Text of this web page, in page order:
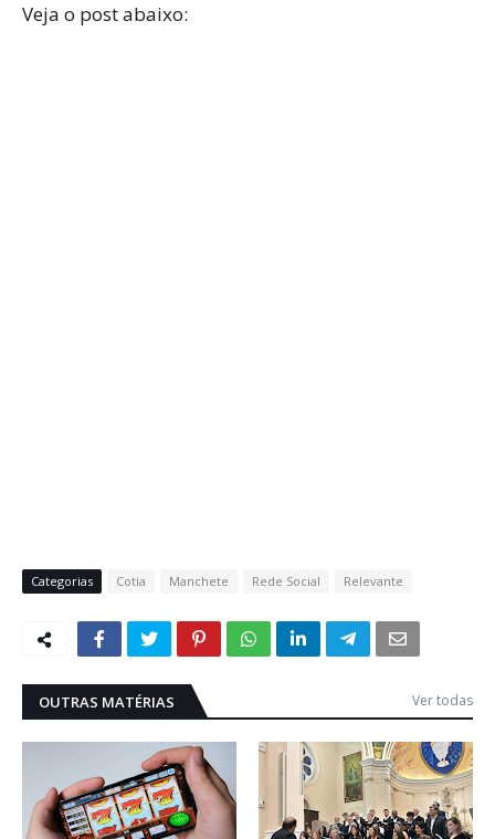
Veja o post abaixo:
Categorias Cotia Manchete Rede Social Relevante
OUTRAS MATÉRIAS Ver todas